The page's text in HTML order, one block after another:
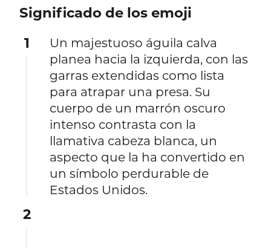
Significado de los emoji
1
Un majestuoso águila calva
planea hacia la izquierda, con las
garras extendidas como lista
para atrapar una presa. Su
cuerpo de un marrón oscuro
intenso contrasta con la
llamativa cabeza blanca, un
aspecto que la ha convertido en
un símbolo perdurable de
Estados Unidos.
2